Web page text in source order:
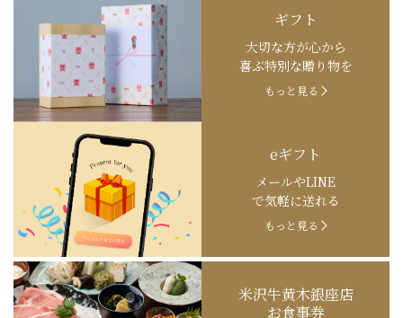
ギフト
大切な方が心から
喜ぶ特別な贈り物を
もっと見る
eギフト
メールやLINE
で気軽に送れる
もっと見る
米沢牛黄木銀座店
お食事券